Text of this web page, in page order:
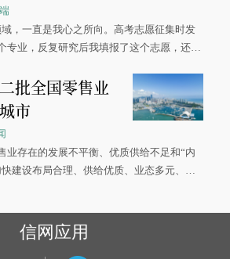
，一直是我心之所向。高考志愿征集时发
专业，反复研究后我填报了这个志愿，还真
院材料类专业的录取通知书。
批全国零售业
市
业存在的发展不平衡、优质供给不足和“内
建设布局合理、供给优质、业态多元、智
信网应用